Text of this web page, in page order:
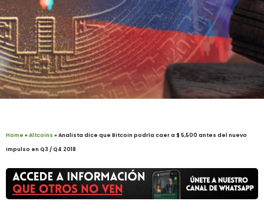
Home »Altcoins »Analista dice que Bitcoin podría caer a $ 5,500 antes del nuevo
impulso en Q3 / Q4 2018